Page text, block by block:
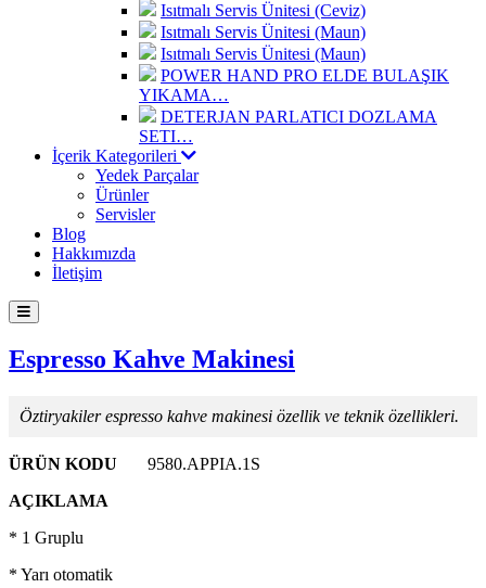
Isıtmalı Servis Ünitesi (Ceviz)
Isıtmalı Servis Ünitesi (Maun)
Isıtmalı Servis Ünitesi (Maun)
POWER HAND PRO ELDE BULAŞIK
YIKAMA…
DETERJAN PARLATICI DOZLAMA
SETI…
İçerik Kategorileri
Yedek Parçalar
Ürünler
Servisler
Blog
Hakkımızda
İletişim
Espresso Kahve Makinesi
Öztiryakiler espresso kahve makinesi özellik ve teknik özellikleri.
ÜRÜN KODU
9580.APPIA.1S
AÇIKLAMA
* 1 Gruplu
* Yarı otomatik